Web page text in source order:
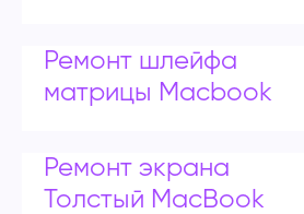
Ремонт шлейфа
матрицы Macbook
Ремонт экрана
Толстый MacBook